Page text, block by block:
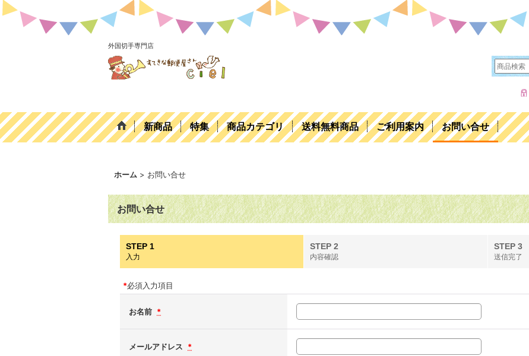
外国切手専門店
新商品 特集 商品カテゴリ 送料無料商品 ご利用案内 お問い合せ
ホーム > お問い合せ
お問い合せ
STEP 1
入力
STEP 2
内容確認
STEP 3
送信完了
*必須入力項目
お名前 *
メールアドレス *